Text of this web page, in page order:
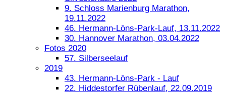
9. Schloss Marienburg Marathon,
19.11.2022
46. Hermann-Löns-Park-Lauf, 13.11.2022
30. Hannover Marathon, 03.04.2022
Fotos 2020
57. Silberseelauf
2019
43. Hermann-Löns-Park - Lauf
22. Hiddestorfer Rübenlauf, 22.09.2019